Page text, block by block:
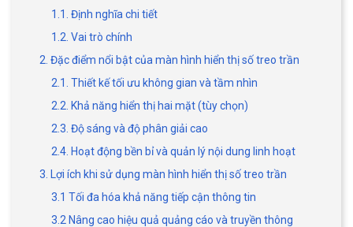
1.1. Định nghĩa chi tiết
1.2. Vai trò chính
2. Đặc điểm nổi bật của màn hình hiển thị số treo trần
2.1. Thiết kế tối ưu không gian và tầm nhìn
2.2. Khả năng hiển thị hai mặt (tùy chọn)
2.3. Độ sáng và độ phân giải cao
2.4. Hoạt động bền bỉ và quản lý nội dung linh hoạt
3. Lợi ích khi sử dụng màn hình hiển thị số treo trần
3.1 Tối đa hóa khả năng tiếp cận thông tin
3.2 Nâng cao hiệu quả quảng cáo và truyền thông